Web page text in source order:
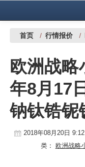
中国有色金属报社主办 广
铜镍铅锌
铝
稀有稀土
有色市场
首页 / 行情报价 /
欧洲战略
年8月17
钠钛锆铌
2018年08月20日 9:12
类： 欧洲战略